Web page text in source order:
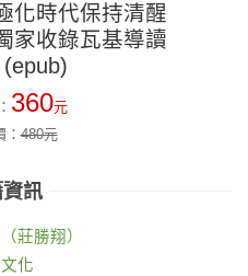
化時代保持清醒
家收錄瓦基導讀
360元
：480元
訊
莊勝翔）
化